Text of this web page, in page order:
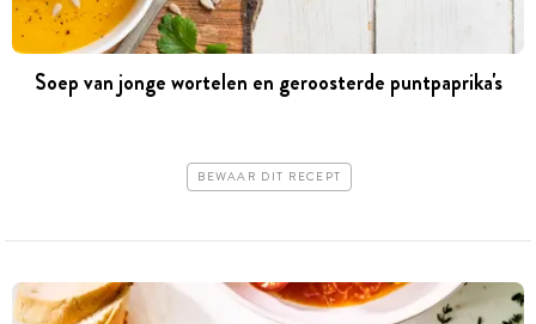
Soep van jonge wortelen en geroosterde puntpaprika's
BEWAAR DIT RECEPT